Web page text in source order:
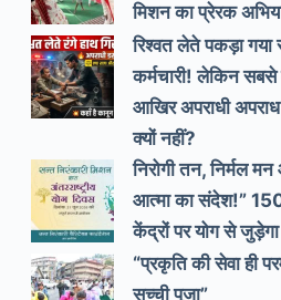
मिशन का प्रेरक
रिश्वत लेते पकड़ा गया
कर्मचारी! लेकिन
आखिर अपराधी
क्यों नहीं?
निरोगी तन, निर्मल
आत्मा का संदेश!”
केंद्रों पर योग से
“प्रकृति की सेवा ही
सच्ची पूजा”